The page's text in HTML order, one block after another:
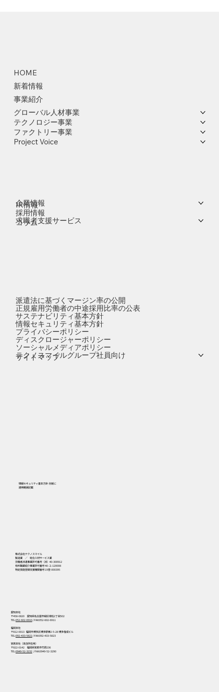
HOME
新着情報
事業紹介
グローバル人材事業
テクノロジー事業
ファクトリー事業
Project Voice
企業情報
IR情報
採用情報
求職者支援サービス
コラム
派遣法に基づくマージン率の公開
正規雇用労働者の中途採用比率の公表
サステナビリティ基本方針
情報セキュリティ基本方針
プライバシーポリシー
ディスクロージャーポリシー
ソーシャルメディアポリシー
テクノスマイルグループ社員向け
サイトマップ
情報セキュリティ基本方針-別紙に
​適用範囲記載
株式会社テクノスマイル
製造業 ／ 総合人材サービス業
労働者派遣事業許可番号（派）40-300912
有料職業紹介事業許可番号 40-ユ-120008
特定技能登録支援機関番号 19登-000395
愛知本社
〒458-0820 愛知県名古屋市緑区境松2丁目502
TEL:052-602-6910/ FAX:052-602-6911
福岡本社
〒812-0013 福岡市博多区博多駅東2-5-28 博多偕成ビル
TEL:092-433-5822/ FAX:092-433-5823
宮若本社（本店所在地）
〒822-0142 福岡県宮若市竹原236
TEL:0949-52-3232/ FAX:0949-52-3290